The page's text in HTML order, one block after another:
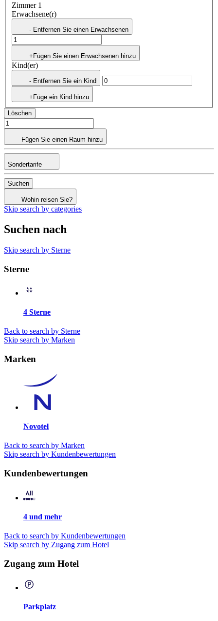
Zimmer 1
Erwachsene(r)
- Entfernen Sie einen Erwachsenen
+Fügen Sie einen Erwachsenen hinzu
Kind(er)
- Entfernen Sie ein Kind
+Füge ein Kind hinzu
Löschen
Fügen Sie einen Raum hinzu
Sondertarife
Suchen
Wohin reisen Sie?
Skip search by categories
Suchen nach
Skip search by Sterne
Sterne
4 Sterne
Back to search by Sterne
Skip search by Marken
Marken
Novotel
Back to search by Marken
Skip search by Kundenbewertungen
Kundenbewertungen
4 und mehr
Back to search by Kundenbewertungen
Skip search by Zugang zum Hotel
Zugang zum Hotel
Parkplatz